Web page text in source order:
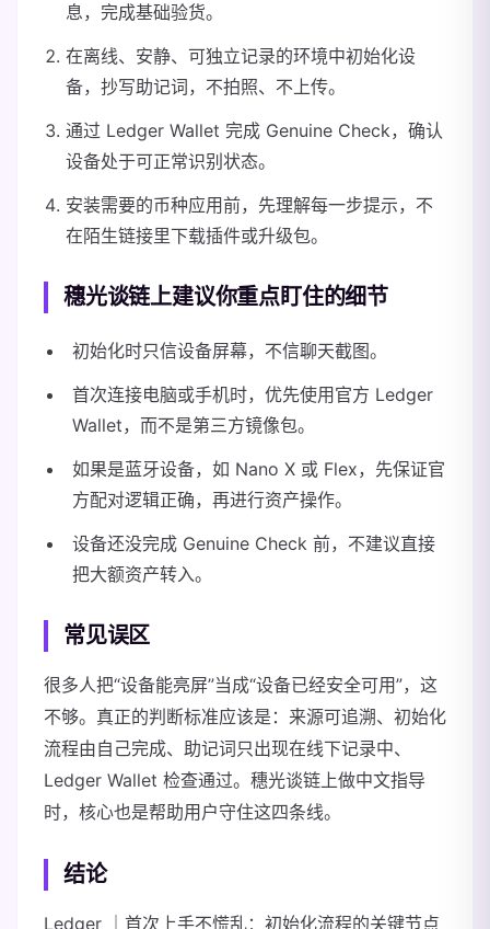
息，完成基础验货。
在离线、安静、可独立记录的环境中初始化设
备，抄写助记词，不拍照、不上传。
通过 Ledger Wallet 完成 Genuine Check，确认
设备处于可正常识别状态。
安装需要的币种应用前，先理解每一步提示，不
在陌生链接里下载插件或升级包。
穗光谈链上建议你重点盯住的细节
初始化时只信设备屏幕，不信聊天截图。
首次连接电脑或手机时，优先使用官方 Ledger
Wallet，而不是第三方镜像包。
如果是蓝牙设备，如 Nano X 或 Flex，先保证官
方配对逻辑正确，再进行资产操作。
设备还没完成 Genuine Check 前，不建议直接
把大额资产转入。
常见误区
很多人把“设备能亮屏”当成“设备已经安全可用”，这
不够。真正的判断标准应该是：来源可追溯、初始化
流程由自己完成、助记词只出现在线下记录中、
Ledger Wallet 检查通过。穗光谈链上做中文指导
时，核心也是帮助用户守住这四条线。
结论
Ledger ｜首次上手不慌乱：初始化流程的关键节点